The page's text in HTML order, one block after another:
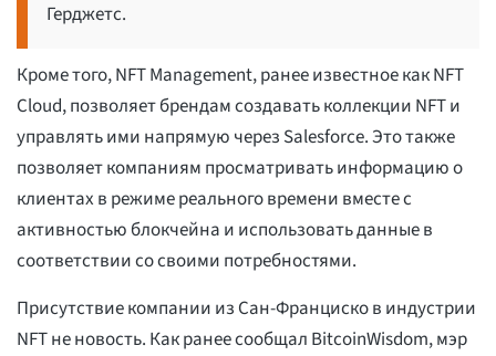
Герджетс.
Кроме того, NFT Management, ранее известное как NFT
Cloud, позволяет брендам создавать коллекции NFT и
управлять ими напрямую через Salesforce. Это также
позволяет компаниям просматривать информацию о
клиентах в режиме реального времени вместе с
активностью блокчейна и использовать данные в
соответствии со своими потребностями.
Присутствие компании из Сан-Франциско в индустрии
NFT не новость. Как ранее сообщал BitcoinWisdom, мэр